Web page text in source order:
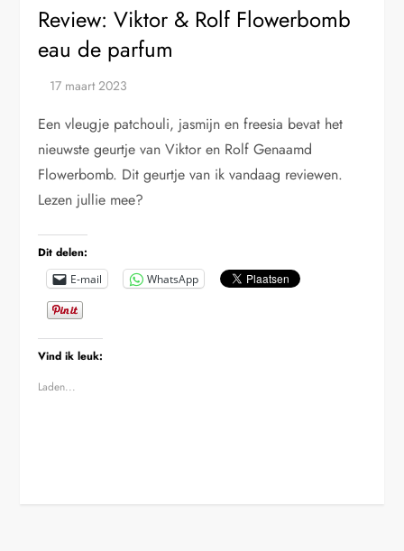
Review: Viktor & Rolf Flowerbomb
eau de parfum
Een vleugje patchouli, jasmijn en freesia bevat het
nieuwste geurtje van Viktor en Rolf Genaamd
Flowerbomb. Dit geurtje van ik vandaag reviewen.
Lezen jullie mee?
Dit delen:
E-mail WhatsApp
Vind ik leuk:
Laden...